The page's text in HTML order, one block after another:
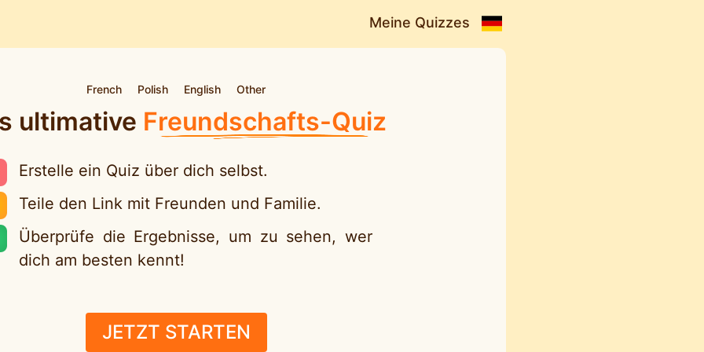
Meine Quizzes
French Polish English Other
ultimative Freundschafts-Quiz
Erstelle ein Quiz über dich selbst.
Teile den Link mit Freunden und Familie.
Überprüfe die Ergebnisse, um zu sehen, wer
dich am besten kennt!
JETZT STARTEN